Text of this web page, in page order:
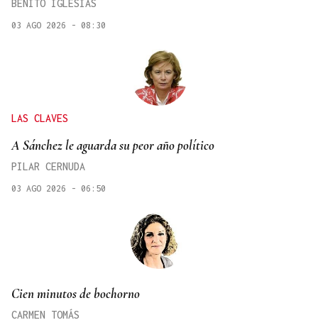
BENITO IGLESIAS
03 AGO 2026 - 08:30
LAS CLAVES
A Sánchez le aguarda su peor año político
PILAR CERNUDA
03 AGO 2026 - 06:50
Cien minutos de bochorno
CARMEN TOMÁS